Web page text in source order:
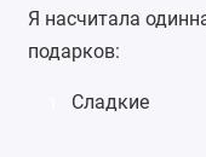
Я насчитала
подарков:
Сладкие